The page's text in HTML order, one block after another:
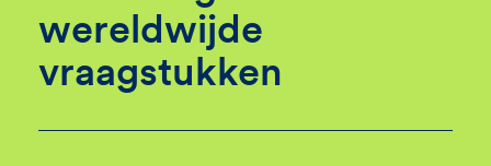
wereldwijde
vraagstukken